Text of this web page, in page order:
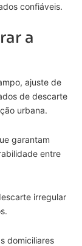
confiáveis.
a
ajuste de
de descarte
urbana.
garantam
entre
irregular
domiciliares